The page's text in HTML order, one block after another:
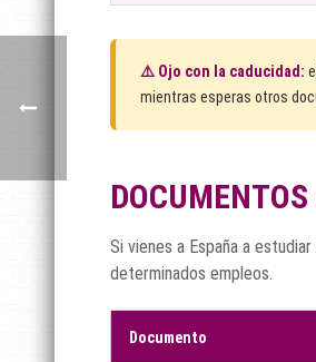
⚠️ Ojo con la caducidad:
mientras esperas otros
Si vienes a España a
determinados empleos.
Documento